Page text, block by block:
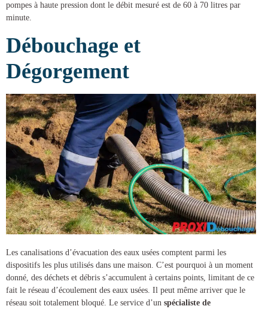
pompes à haute pression dont le débit mesuré est de 60 à 70 litres par
minute.
Débouchage et
Dégorgement
Les canalisations d’évacuation des eaux usées comptent parmi les
dispositifs les plus utilisés dans une maison. C’est pourquoi à un moment
donné, des déchets et débris s’accumulent à certains points, limitant de ce
fait le réseau d’écoulement des eaux usées. Il peut même arriver que le
réseau soit totalement bloqué. Le service d’un spécialiste de